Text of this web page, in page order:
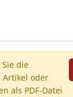
die
Artikel oder
als PDF-Datei